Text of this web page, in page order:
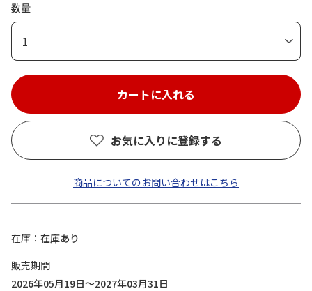
数量
1
お気に入りに登録する
商品についてのお問い合わせはこちら
在庫
在庫あり
販売期間
2026年05月19日～2027年03月31日